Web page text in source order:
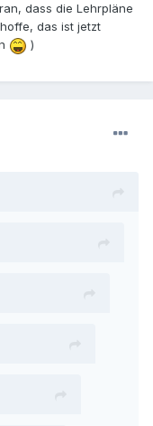
dass die Lehrpläne
das ist jetzt
)